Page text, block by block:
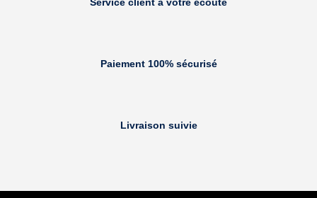
Paiement 100% sécurisé
Livraison suivie